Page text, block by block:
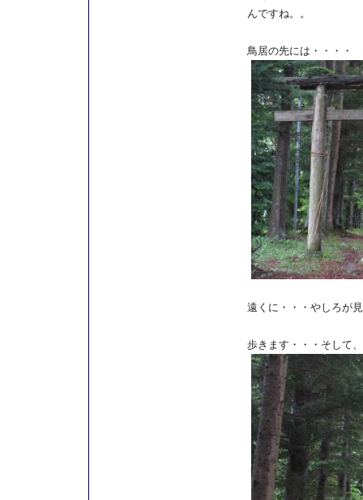
んですね。。
鳥居の先には・・・・
遠くに・・・やしろが
歩きます・・・そして